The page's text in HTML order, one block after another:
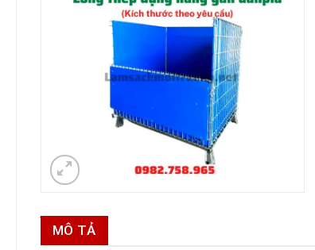
MÔ TẢ